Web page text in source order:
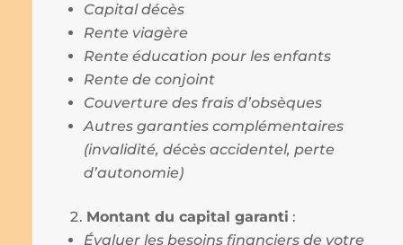
Capital décès
Rente viagère
Rente éducation pour les enfants
Rente de conjoint
Couverture des frais d’obsèques
Autres garanties complémentaires
(invalidité, décès accidentel, perte
d’autonomie)
Montant du capital garanti :
Évaluer les besoins financiers de votre